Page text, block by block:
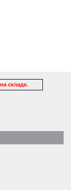
складе.